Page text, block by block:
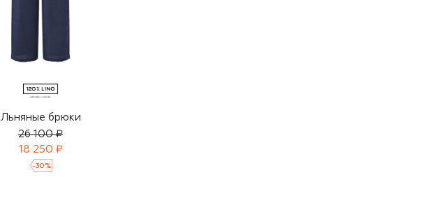
Льняные брюки
26 100 ₽
18 250 ₽
-30 %